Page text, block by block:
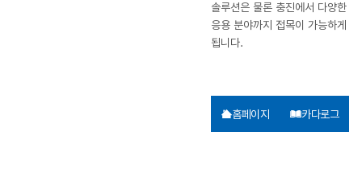
솔루션은 물론 충진에서 다양한
응용 분야까지 접목이 가능하게
됩니다.
홈페이지 카다로그